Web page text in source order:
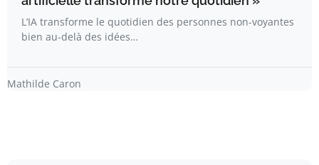
L’IA transforme le quotidien des personnes non-voyantes
bien au-delà des idées…
Mathilde Caron